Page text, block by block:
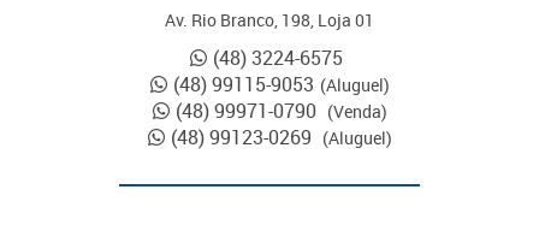
Av. Rio Branco, 198, Loja 01
(48) 3224-6575
(48) 99115-9053 (Aluguel)
(48) 99971-0790 (Venda)
(48) 99123-0269 (Aluguel)